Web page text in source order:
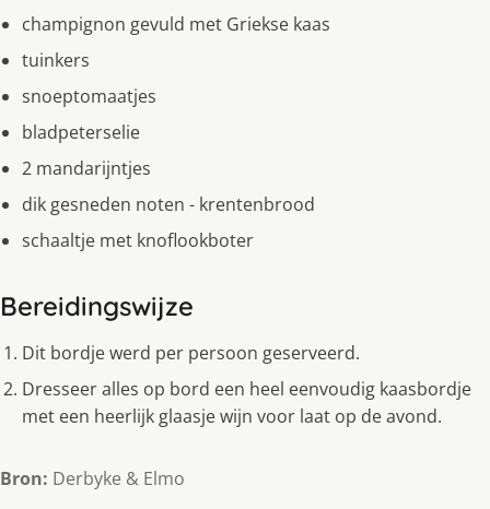
champignon gevuld met Griekse kaas
tuinkers
snoeptomaatjes
bladpeterselie
2 mandarijntjes
dik gesneden noten - krentenbrood
schaaltje met knoflookboter
Bereidingswijze
Dit bordje werd per persoon geserveerd.
Dresseer alles op bord een heel eenvoudig kaasbordje
met een heerlijk glaasje wijn voor laat op de avond.
Bron: Derbyke & Elmo